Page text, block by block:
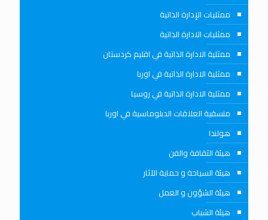
ممثليات الإدارة الذاتية
ممثليات الادارة الذاتية
ممثلية الادارة الذاتية في اقليم كردستان
ممثلية الادارة الذاتية في اوربا
ممثلية الادارة الذاتية في روسيا
منسقية العلاقات الدبلوماسية في اوربا
هولندا
هيئة الثقافة والفن
هيئة السياحة و حماية الآثار
هيئة الشؤون و العمل
هيئة الشباب